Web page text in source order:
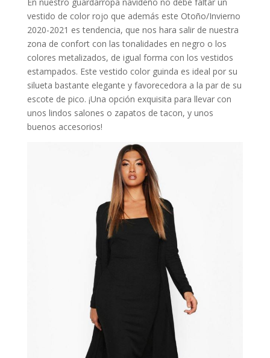
vestido de color rojo que además este Otoño/Invierno
2020-2021 es tendencia, que nos hara salir de nuestra
zona de confort con las tonalidades en negro o los
colores metalizados, de igual forma con los vestidos
estampados. Este vestido color guinda es ideal por su
silueta bastante elegante y favorecedora a la par de su
escote de pico. ¡Una opción exquisita para llevar con
unos lindos salones o zapatos de tacon, y unos
buenos accesorios!